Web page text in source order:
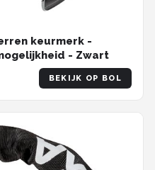
keurmerk -
- Zwart
BEKIJK OP BOL